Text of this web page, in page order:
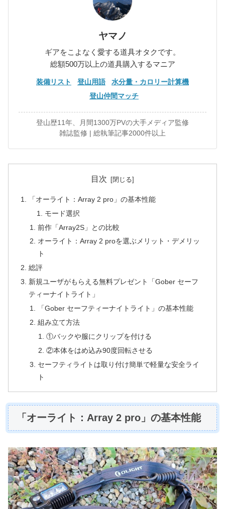
ヤマノ
ギアをこよなく愛する道具オタクです。
総額500万以上の道具購入するマニア
装備リスト 登山用語
水分量・カロリー計算機
登山仲間マッチ
登山歴11年、月間1300万PVの大手メディア監修
雑誌監修 | 総執筆記事2000件以上
目次
「オーライト：Array 2 pro」の基本性能
モード選択
前作「Array2S」との比較
オーライト：Array 2 proを選ぶメリット・デメリッ
ト
総評
新規ユーザがもらえる無料プレゼント「Gober セーフ
ティーナイトライト」
「Gober セーフティーナイトライト」の基本性能
組み立て方法
①バックや服にクリップを付ける
②本体をはめ込み90度回転させる
セーフティライトは取り付け簡単で軽量な安全ライ
ト
「オーライト：Array 2 pro」の基本性能